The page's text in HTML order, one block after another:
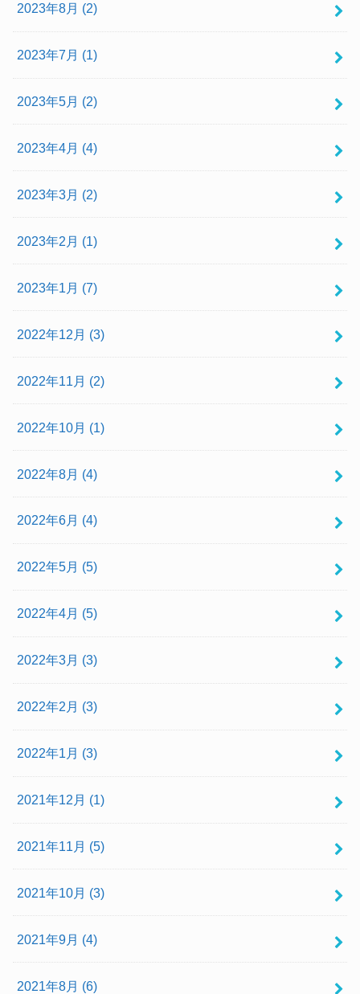
2023年8月 (2)
2023年7月 (1)
2023年5月 (2)
2023年4月 (4)
2023年3月 (2)
2023年2月 (1)
2023年1月 (7)
2022年12月 (3)
2022年11月 (2)
2022年10月 (1)
2022年8月 (4)
2022年6月 (4)
2022年5月 (5)
2022年4月 (5)
2022年3月 (3)
2022年2月 (3)
2022年1月 (3)
2021年12月 (1)
2021年11月 (5)
2021年10月 (3)
2021年9月 (4)
2021年8月 (6)